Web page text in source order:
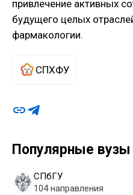
Популярные вузы
СПбГУ
104 направления
привлечение активных
будущего целых
фармакологии.
СПХФУ